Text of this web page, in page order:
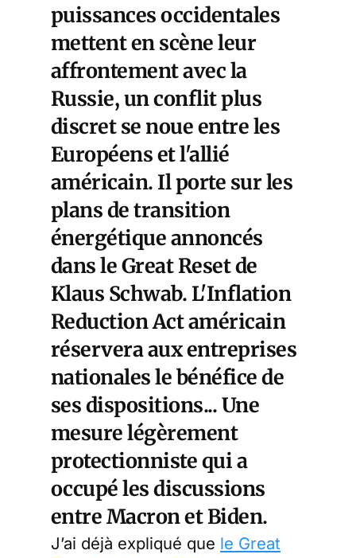
puissances occidentales
mettent en scène leur
affrontement avec la
Russie, un conflit plus
discret se noue entre les
Européens et l'allié
américain. Il porte sur les
plans de transition
énergétique annoncés
dans le Great Reset de
Klaus Schwab. L'Inflation
Reduction Act américain
réservera aux entreprises
nationales le bénéfice de
ses dispositions... Une
mesure légèrement
protectionniste qui a
occupé les discussions
entre Macron et Biden.
J’ai déjà expliqué que le Great